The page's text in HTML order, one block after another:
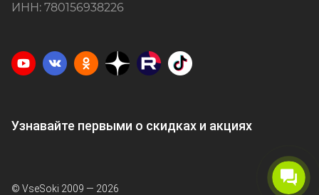
ИНН: 780156938226
Узнавайте первыми о скидках и акциях
© VseSoki 2009 — 2026